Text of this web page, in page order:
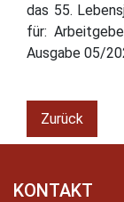
das 55.
für:
Ausgabe 05/
Zurück
KONTAKT